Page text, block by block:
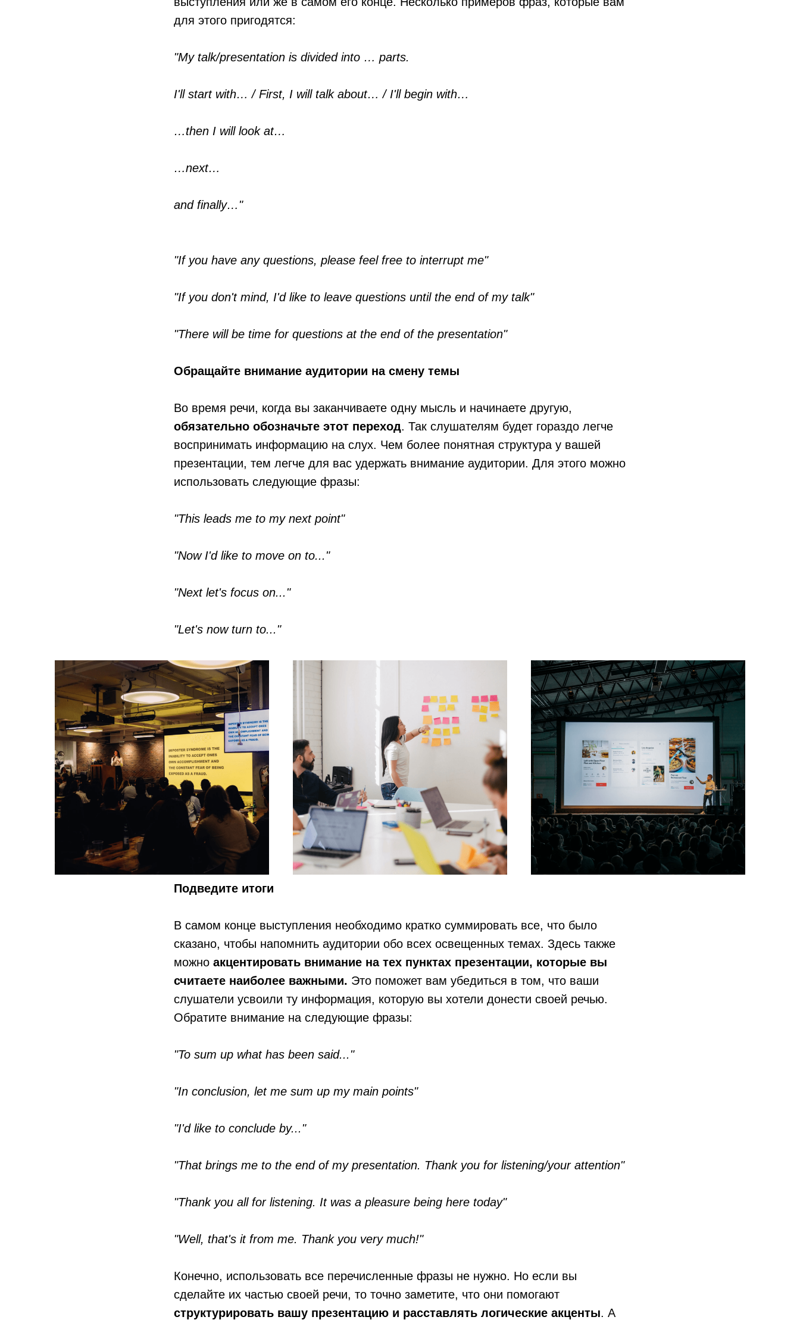
для этого пригодятся:
"My talk/presentation is divided into … parts.
I'll start with… / First, I will talk about… / I'll begin with…
…then I will look at…
…next…
and finally…"
"If you have any questions, please feel free to interrupt me"
"If you don't mind, I'd like to leave questions until the end of my talk"
"There will be time for questions at the end of the presentation"
Обращайте внимание аудитории на смену темы
Во время речи, когда вы заканчиваете одну мысль и начинаете другую,
обязательно обозначьте этот переход. Так слушателям будет гораздо легче
воспринимать информацию на слух. Чем более понятная структура у вашей
презентации, тем легче для вас удержать внимание аудитории. Для этого можно
использовать следующие фразы:
"This leads me to my next point"
"Now I'd like to move on to..."
"Next let's focus on..."
"Let's now turn to..."
Подведите итоги
В самом конце выступления необходимо кратко суммировать все, что было
сказано, чтобы напомнить аудитории обо всех освещенных темах. Здесь также
можно акцентировать внимание на тех пунктах презентации, которые вы
считаете наиболее важными. Это поможет вам убедиться в том, что ваши
слушатели усвоили ту информация, которую вы хотели донести своей речью.
Обратите внимание на следующие фразы:
"To sum up what has been said..."
"In conclusion, let me sum up my main points"
"I'd like to conclude by..."
"That brings me to the end of my presentation. Thank you for listening/your attention"
"Thank you all for listening. It was a pleasure being here today"
"Well, that's it from me. Thank you very much!"
Конечно, использовать все перечисленные фразы не нужно. Но если вы
сделайте их частью своей речи, то точно заметите, что они помогают
структурировать вашу презентацию и расставлять логические акценты. А